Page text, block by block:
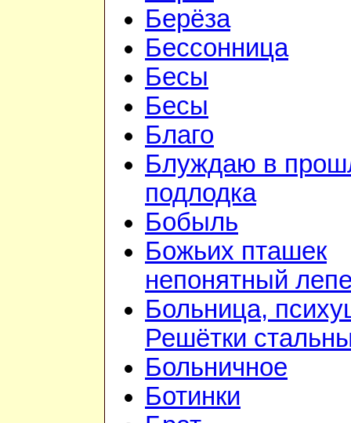
Берёза
Бессонница
Бесы
Бесы
Благо
Блуждаю в
подлодка
Бобыль
Божьих пташек
непонятный
Больница,
Решётки
Больничное
Ботинки